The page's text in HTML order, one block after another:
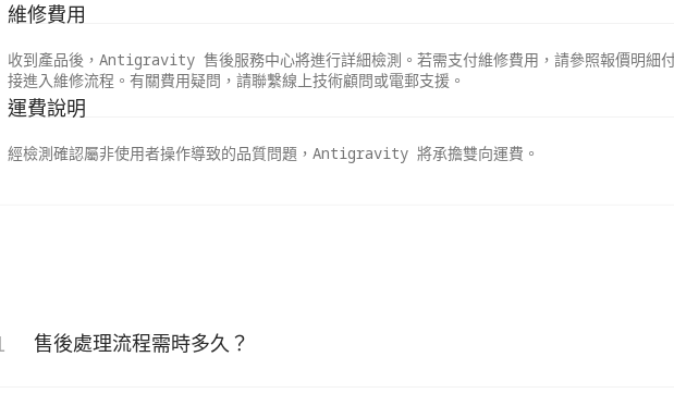
維修費用
收到產品後，Antigravity 售後服務中心將進行詳細檢測。若需支付維修費用，請參照報價明細
接進入維修流程。有關費用疑問，請聯繫線上技術顧問或電郵支援。
運費說明
經檢測確認屬非使用者操作導致的品質問題，Antigravity 將承擔雙向運費。
售後處理流程需時多久？